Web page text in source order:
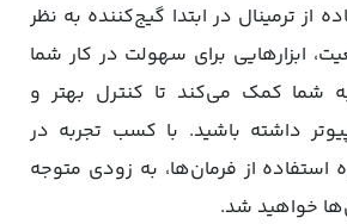
از ترمینال در ابتدا گیج‌کننده به نظر
ابزارهایی برای سهولت در کار شما
شما کمک می‌کند تا کنترل بهتر و
داشته باشید. با کسب تجربه در
استفاده از فرمان‌ها، به زودی متوجه
خواهید شد.